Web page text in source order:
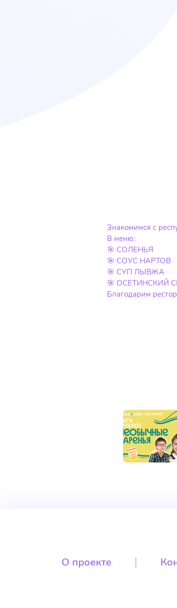
Знакомимся с
В меню:
🎯 СОЛЕНЬЯ
🎯 СОУС НАРТОВ
🎯 СУП ЛЫВЖА
🎯 ОСЕТИНСКИЙ
Благодарим
О проекте